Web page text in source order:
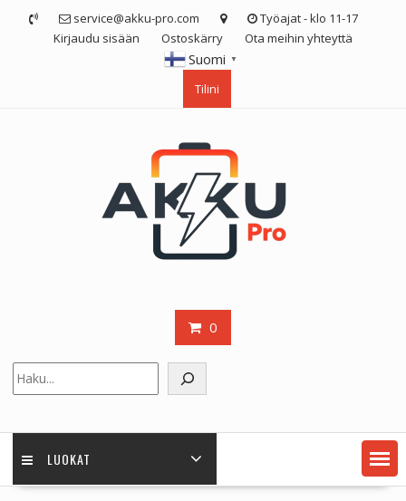
service@akku-pro.com
Työajat - klo 11-17
Kirjaudu sisään
Ostoskärry Ota meihin yhteyttä
Suomi ▼
Tilini
0
LUOKAT